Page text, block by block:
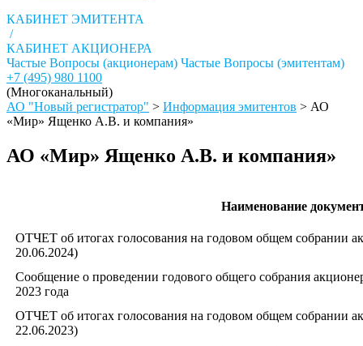
КАБИНЕТ ЭМИТЕНТА
/
КАБИНЕТ АКЦИОНЕРА
Частые Вопросы (акционерам) Частые Вопросы (эмитентам)
+7 (495) 980 1100
(Многоканальный)
АО "Новый регистратор" > Информация эмитентов > АО
«Мир» Ященко А.В. и компания»
АО «Мир» Ященко А.В. и компания»
Наименование
ОТЧЕТ об итогах голосования на годовом общем собрании
20.06.2024)
Сообщение о проведении годового общего собрания
2023 года
ОТЧЕТ об итогах голосования на годовом общем собрании
22.06.2023)